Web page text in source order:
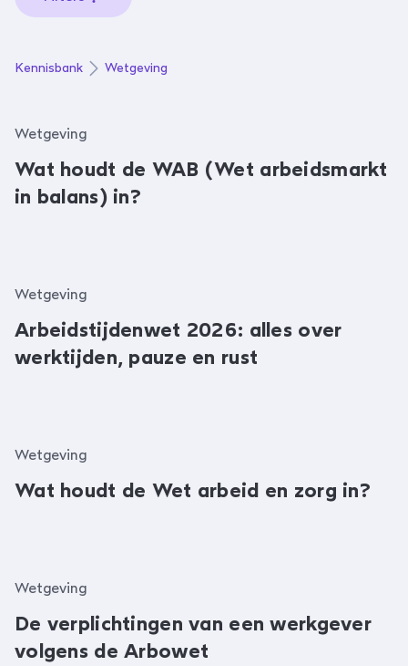
Kennisbank Wetgeving
Wetgeving
Wat houdt de WAB (Wet arbeidsmarkt
in balans) in?
Wetgeving
Arbeidstijdenwet 2026: alles over
werktijden, pauze en rust
Wetgeving
Wat houdt de Wet arbeid en zorg in?
Wetgeving
De verplichtingen van een werkgever
volgens de Arbowet